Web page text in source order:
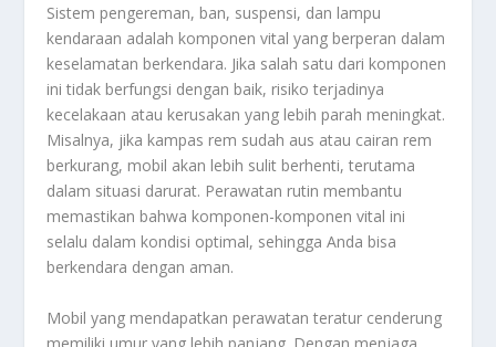
Sistem pengereman, ban, suspensi, dan lampu
kendaraan adalah komponen vital yang berperan dalam
keselamatan berkendara. Jika salah satu dari komponen
ini tidak berfungsi dengan baik, risiko terjadinya
kecelakaan atau kerusakan yang lebih parah meningkat.
Misalnya, jika kampas rem sudah aus atau cairan rem
berkurang, mobil akan lebih sulit berhenti, terutama
dalam situasi darurat. Perawatan rutin membantu
memastikan bahwa komponen-komponen vital ini
selalu dalam kondisi optimal, sehingga Anda bisa
berkendara dengan aman.
Mobil yang mendapatkan perawatan teratur cenderung
memiliki umur yang lebih panjang. Dengan menjaga